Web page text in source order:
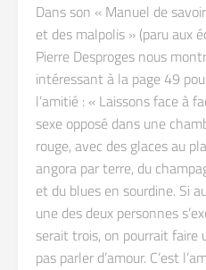
Dans son « Manuel de
et des malpolis » (paru aux
Pierre Desproges nous
intéressant à la page 49
l’amitié : « Laissons face à
sexe opposé dans une
rouge, avec des glaces au
angora par terre, du
et du blues en sourdine. Si
une des deux personnes
serait trois, on pourrait faire
pas parler d’amour. C’est